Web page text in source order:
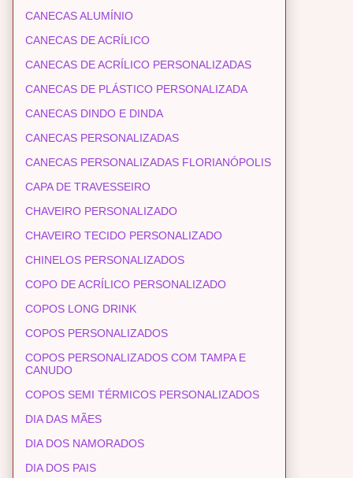
CANECAS ALUMÍNIO
CANECAS DE ACRÍLICO
CANECAS DE ACRÍLICO PERSONALIZADAS
CANECAS DE PLÁSTICO PERSONALIZADA
CANECAS DINDO E DINDA
CANECAS PERSONALIZADAS
CANECAS PERSONALIZADAS FLORIANÓPOLIS
CAPA DE TRAVESSEIRO
CHAVEIRO PERSONALIZADO
CHAVEIRO TECIDO PERSONALIZADO
CHINELOS PERSONALIZADOS
COPO DE ACRÍLICO PERSONALIZADO
COPOS LONG DRINK
COPOS PERSONALIZADOS
COPOS PERSONALIZADOS COM TAMPA E
CANUDO
COPOS SEMI TÉRMICOS PERSONALIZADOS
DIA DAS MÃES
DIA DOS NAMORADOS
DIA DOS PAIS